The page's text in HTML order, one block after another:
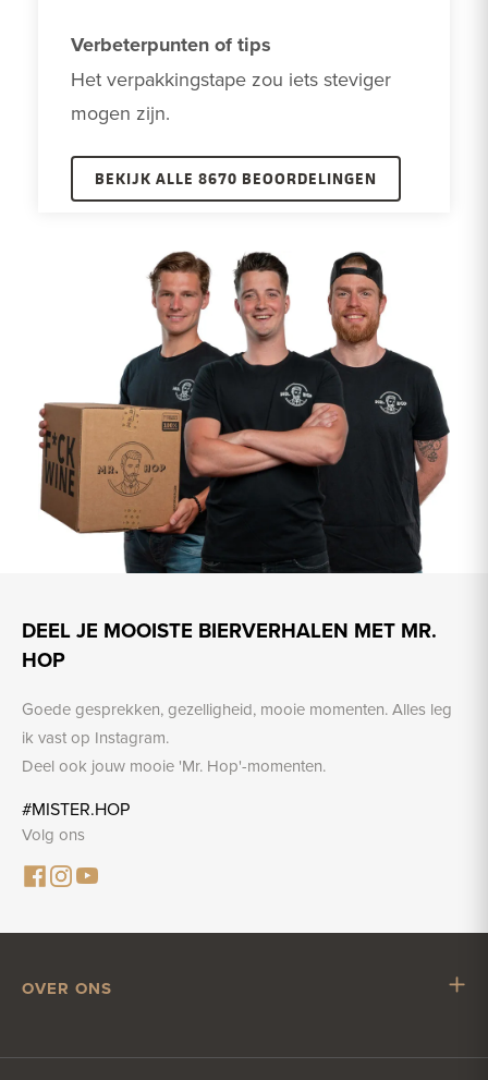
Verbeterpunten of tips
Het verpakkingstape zou iets steviger
mogen zijn.
BEKIJK ALLE 8670 BEOORDELINGEN
DEEL JE MOOISTE BIERVERHALEN MET MR.
HOP
Goede gesprekken, gezelligheid, mooie momenten. Alles leg
ik vast op Instagram.
Deel ook jouw mooie 'Mr. Hop'-momenten.
#MISTER.HOP
Volg ons
OVER ONS